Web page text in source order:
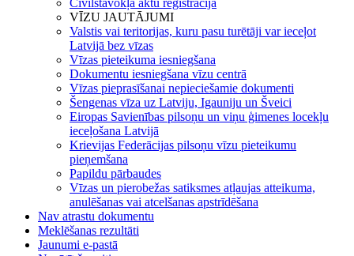
Civilstāvokļa aktu reģistrācija
VĪZU JAUTĀJUMI
Valstis vai teritorijas, kuru pasu turētāji var ieceļot
Latvijā bez vīzas
Vīzas pieteikuma iesniegšana
Dokumentu iesniegšana vīzu centrā
Vīzas pieprasīšanai nepieciešamie dokumenti
Šengenas vīza uz Latviju, Igauniju un Šveici
Eiropas Savienības pilsoņu un viņu ģimenes locekļu
ieceļošana Latvijā
Krievijas Federācijas pilsoņu vīzu pieteikumu
pieņemšana
Papildu pārbaudes
Vīzas un pierobežas satiksmes atļaujas atteikuma,
anulēšanas vai atcelšanas apstrīdēšana
Nav atrastu dokumentu
Meklēšanas rezultāti
Jaunumi e-pastā